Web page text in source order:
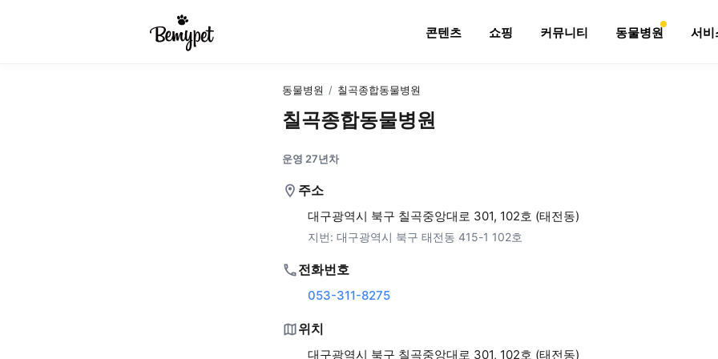
콘텐츠 쇼핑 커뮤니티 동물병원 서비
동물병원 / 칠곡종합동물병원
칠곡종합동물병원
운영 27년차
주소
대구광역시 북구 칠곡중앙대로 301, 102호 (태전동)
지번: 대구광역시 북구 태전동 415-1 102호
전화번호
053-311-8275
위치
대구광역시 북구 칠곡중앙대로 301, 102호 (태전동)